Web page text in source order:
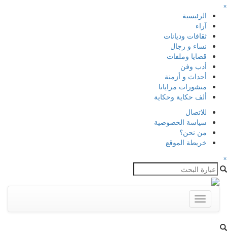
×
الرئيسية
آراء
ثقافات وديانات
نساء و رجال
قضايا وملفات
أدب وفن
أحداث و أزمنة
منشورات مرايانا
ألف حكاية وحكاية
للاتصال
سياسة الخصوصية
من نحن؟
خريطة الموقع
×
Toggle
navigation